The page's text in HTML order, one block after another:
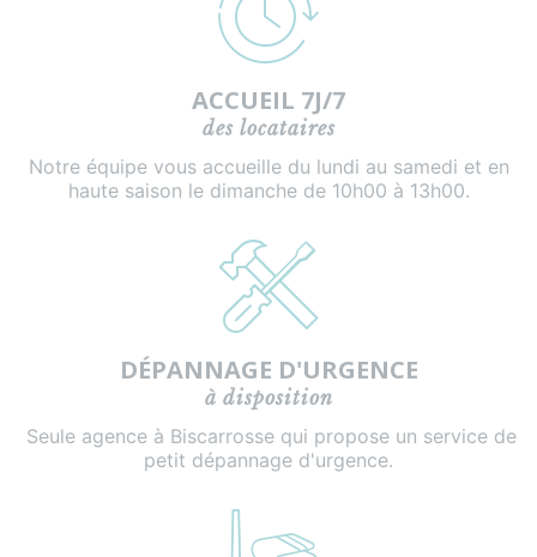
ACCUEIL 7J/7
des locataires
Notre équipe vous accueille du lundi au samedi et en
haute saison le dimanche de 10h00 à 13h00.
DÉPANNAGE D'URGENCE
à disposition
Seule agence à Biscarrosse qui propose un service de
petit dépannage d'urgence.